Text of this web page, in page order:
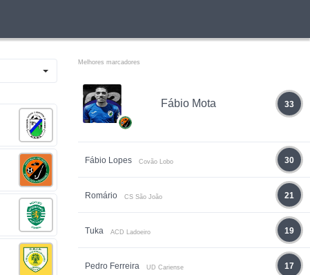
Melhores marcadores
Fábio Mota 33
Fábio Lopes Covão Lobo 30
Romário CS São João 21
Tuka ACD Ladoeiro 19
Pedro Ferreira UD Cariense 17